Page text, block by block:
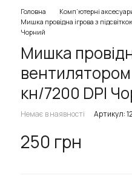
Головна Комп’ютерні
Мишка провідна ігрова з
Чорний
Мишка
вентилятором
кн/7200 DPI
Немає в наявності Артикул:
250 грн